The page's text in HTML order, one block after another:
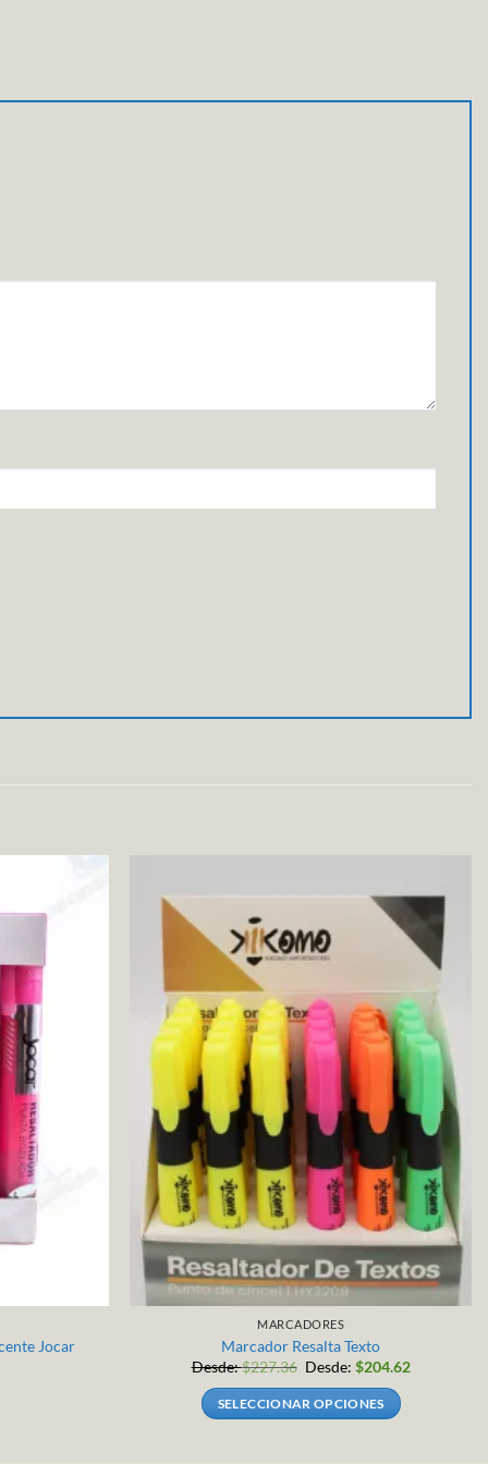
Jocar
MARCADORES
Marcador Resalta Texto
Desde:$227.36 Desde: $204.62
SELECCIONAR OPCIONES